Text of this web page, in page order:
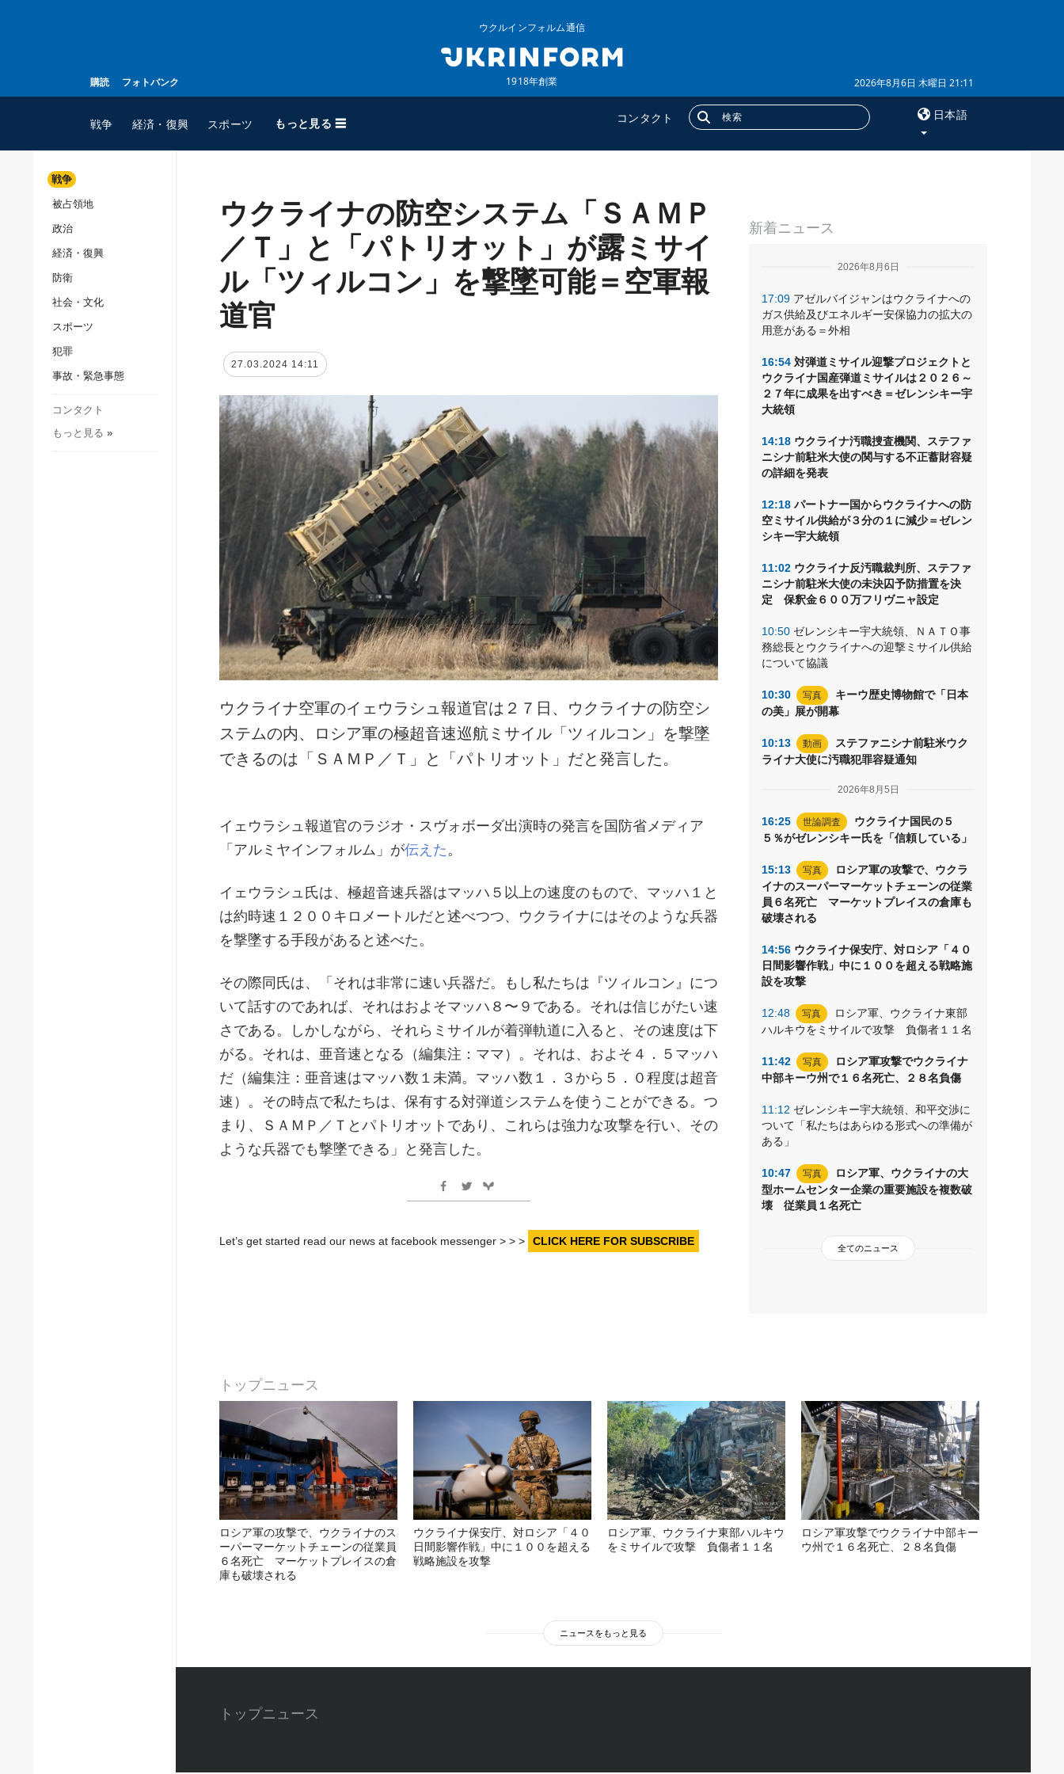
購読 フォトバンク
ウクルインフォルム通信
1918年創業 2026年8月6日 木曜日 21:11
戦争 経済・復興 スポーツ もっと見る ☰ コンタクト 日本語
スポーツ
ウクルインフォルム
ウクルインフォルムについ
て
コンタクト
追加
特集
インタビュー
写真
購読
戦争
被占領地
政治
経済・復興
防衛
社会・文化
スポーツ
犯罪
事故・緊急事態
コンタクト
もっと見る »
新着ニュース
2026年8月6日
17:09 アゼルバイジャンはウクライナへの
ガス供給及びエネルギー安保協力の拡大の
用意がある＝外相
16:54 対弾道ミサイル迎撃プロジェクトと
ウクライナ国産弾道ミサイルは２０２６～
２７年に成果を出すべき＝ゼレンシキー宇
大統領
14:18 ウクライナ汚職捜査機関、ステファ
ニシナ前駐米大使の関与する不正蓄財容疑
の詳細を発表
12:18 パートナー国からウクライナへの防
空ミサイル供給が３分の１に減少＝ゼレン
シキー宇大統領
11:02 ウクライナ反汚職裁判所、ステファ
ニシナ前駐米大使の未決囚予防措置を決
定 保釈金６００万フリヴニャ設定
10:50 ゼレンシキー宇大統領、ＮＡＴＯ事
務総長とウクライナへの迎撃ミサイル供給
について協議
10:30 写真
キーウ歴史博物館で「日本
の美」展が開幕
10:13 動画
ステファニシナ前駐米ウク
ライナ大使に汚職犯罪容疑通知
2026年8月5日
16:25 世論調査
ウクライナ国民の５
５％がゼレンシキー氏を「信頼している」
15:13 写真
ロシア軍の攻撃で、ウクラ
イナのスーパーマーケットチェーンの従業
員６名死亡 マーケットプレイスの倉庫も
破壊される
14:56 ウクライナ保安庁、対ロシア「４０
日間影響作戦」中に１００を超える戦略施
設を攻撃
12:48 写真
ロシア軍、ウクライナ東部
ハルキウをミサイルで攻撃 負傷者１１名
11:42 写真
ロシア軍攻撃でウクライナ
中部キーウ州で１６名死亡、２８名負傷
11:12 ゼレンシキー宇大統領、和平交渉に
ついて「私たちはあらゆる形式への準備が
ある」
10:47 写真
ロシア軍、ウクライナの大
型ホームセンター企業の重要施設を複数破
壊 従業員１名死亡
全てのニュース
ウクライナの防空システム「ＳＡＭＰ
／Ｔ」と「パトリオット」が露ミサイ
ル「ツィルコン」を撃墜可能＝空軍報
道官
27.03.2024 14:11
ウクライナ空軍のイェウラシュ報道官は２７日、ウクライナの防空シ
ステムの内、ロシア軍の極超音速巡航ミサイル「ツィルコン」を撃墜
できるのは「ＳＡＭＰ／Ｔ」と「パトリオット」だと発言した。
イェウラシュ報道官のラジオ・スヴォボーダ出演時の発言を国防省メディア
「アルミヤインフォルム」が伝えた 。
イェウラシュ氏は、極超音速兵器はマッハ５以上の速度のもので、マッハ１と
は約時速１２００キロメートルだと述べつつ、ウクライナにはそのような兵器
を撃墜する手段があると述べた。
その際同氏は、「それは非常に速い兵器だ。もし私たちは『ツィルコン』につ
いて話すのであれば、それはおよそマッハ８〜９である。それは信じがたい速
さである。しかしながら、それらミサイルが着弾軌道に入ると、その速度は下
がる。それは、亜音速となる（編集注：ママ）。それは、およそ４．５マッハ
だ（編集注：亜音速はマッハ数１未満。マッハ数１．３から５．０程度は超音
速）。その時点で私たちは、保有する対弾道システムを使うことができる。つ
まり、ＳＡＭＰ／Ｔとパトリオットであり、これらは強力な攻撃を行い、その
ような兵器でも撃墜できる」と発言した。
Let’s get started read our news at facebook messenger > > > CLICK HERE FOR SUBSCRIBE
トップニュース
ロシア軍の攻撃で、ウクライナのス
ーパーマーケットチェーンの従業員
６名死亡 マーケットプレイスの倉
庫も破壊される
ウクライナ保安庁、対ロシア「４０
日間影響作戦」中に１００を超える
戦略施設を攻撃
ロシア軍、ウクライナ東部ハルキウ
をミサイルで攻撃 負傷者１１名
ロシア軍攻撃でウクライナ中部キー
ウ州で１６名死亡、２８名負傷
ニュースをもっと見る
トップニュース